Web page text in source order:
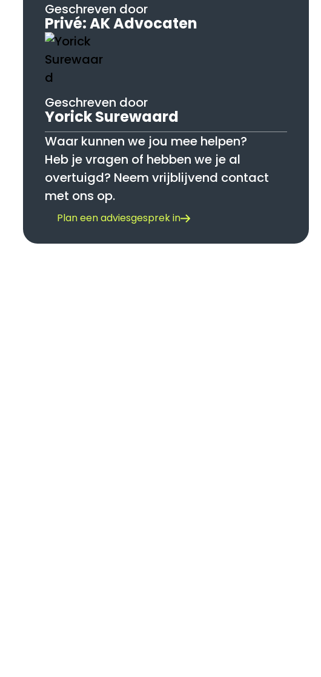
Geschreven door
Privé: AK Advocaten
Geschreven door
Yorick Surewaard
Waar kunnen we jou mee helpen?
Heb je vragen of hebben we je al
overtuigd? Neem vrijblijvend contact
met ons op.
Plan een adviesgesprek in